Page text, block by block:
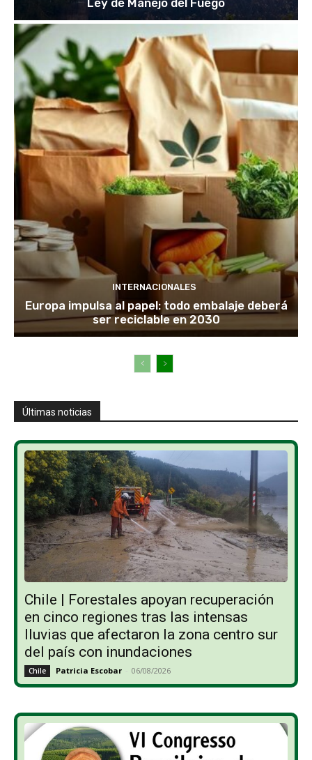
Ley de Manejo del Fuego
INTERNACIONALES
Europa impulsa al papel: todo embalaje deberá
ser reciclable en 2030
Últimas noticias
Chile | Forestales apoyan recuperación
en cinco regiones tras las intensas
lluvias que afectaron la zona centro sur
del país con inundaciones
Chile Patricia Escobar - 06/08/2026